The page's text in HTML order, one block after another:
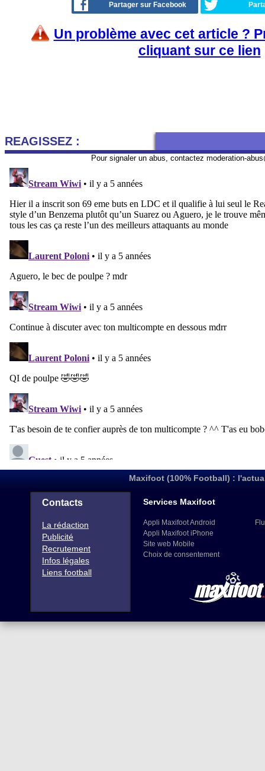
Partager sur Facebook
Un problème avec cet article ?
cliquant sur ce lien
REAGISSEZ :
Pour signaler un abus, contactez moderation-
Maxifoot (100% Football) :
Contacts
La rédaction
Publicité
Recrutement
Infos légales
Liens football
Services Maxifoot
Appli Maxifoot Android
Appli Maxifoot iPhone
Site web Mobile
Choix de consentement